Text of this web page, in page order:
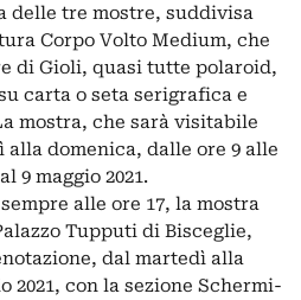
delle tre mostre, suddivisa
Corpo Volto Medium, che
di Gioli, quasi tutte polaroid,
carta o seta serigrafica e
mostra, che sarà visitabile
domenica, dalle ore 9 alle
9 maggio 2021.
alle ore 17, la mostra
Tupputi di Bisceglie,
dal martedì alla
2021, con la sezione Schermi-